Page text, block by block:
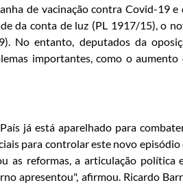
de vacinação contra Covid-19 e
da conta de luz (PL 1917/15), o
No entanto, deputados da
importantes, como o aumento
País já está aparelhado para
para controlar este novo episódio
as reformas, a articulação política
apresentou", afirmou. Ricardo